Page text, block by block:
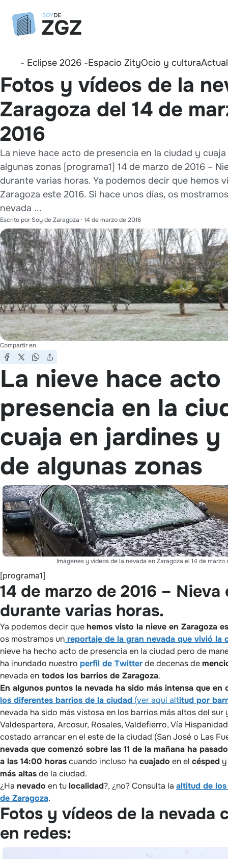
- Eclipse 2026 -Espacio ZityOcio y cultura
Fotos y vídeos de la
Zaragoza del 14 de
2016
La nieve hace acto de presencia en la ciudad y
algunas zonas [programa1] 14 de marzo de 2016 –
durante varias horas. Ya podemos decir que hemos
Zaragoza este 2016. Si hace unos días, os
nevada ...
Escrito porSoy de Zaragoza · 14 de marzo de 2016
Compartir en
La nieve hace acto
presencia en la
cuaja en jardines
de algunas zonas
Imágenes y vídeos de la nevada en Zaragoza el 14 de marzo
[programa1]
14 de marzo de 2016 – Nieva
durante varias horas.
Ya podemos decir quehemos visto la nieve en Zaragoza
os mostramos un reportaje de la gran nevada que vivió la
nieve ha hecho acto de presencia en la ciudad pero de
ha inundado nuestro perfil de Twitterde decenas de
nevada en todos los barrios de Zaragoza.
En algunos puntos la nevada ha sido más intensa que en
los diferentes barrios de la ciudad (ver aquí altitud por
nevada ha sido más vistosa en los barrios más altos del sur
Valdespartera, Arcosur, Rosales, Valdefierro, Vía
costado arrancar en el este de la ciudad (San José o Las
nevada que comenzó sobre las 11 de la mañana ha
a las 14:00 horascuando incluso ha cuajado en el césped
más altasde la ciudad.
¿Ha nevado en tulocalidad?, ¿no? Consulta la altitud de
de Zaragoza.
Fotos y vídeos de la nevada
en redes: